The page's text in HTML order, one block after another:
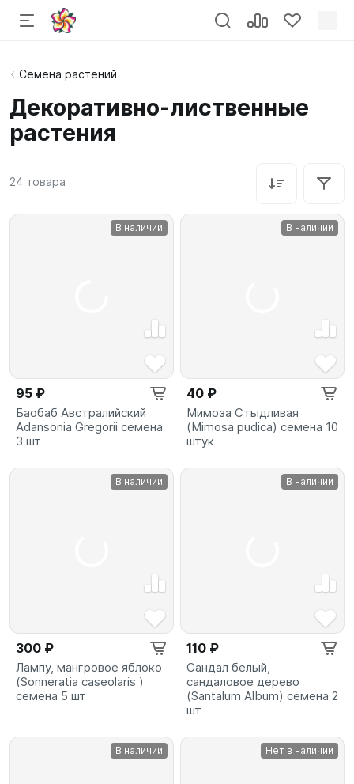
Семена растений
Декоративно-лиственные
растения
24 товара
В наличии
95 ₽
Баобаб Австралийский
Adansonia Gregorii семена
3 шт
В наличии
40 ₽
Мимоза Стыдливая
(Mimosa pudica) семена 10
штук
В наличии
300 ₽
Лампу, мангровое яблоко
(Sonneratia caseolaris )
семена 5 шт
В наличии
110 ₽
Сандал белый,
сандаловое дерево
(Santalum Album) семена 2
шт
В наличии Нет в наличии